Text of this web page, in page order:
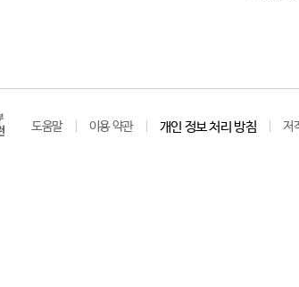
도움말 이용 약관 개인 정보 처리 방침 저